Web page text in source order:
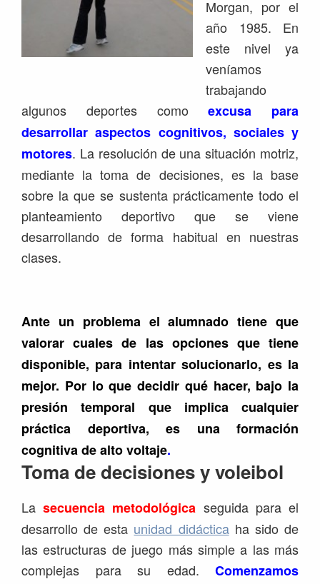
Morgan, por el
año 1985. En
este nivel ya
veníamos
trabajando
algunos deportes comoexcusa para
desarrollar aspectos cognitivos, sociales y
motores. La resolución de una situación motriz,
mediante la toma de decisiones, es la base
sobre la que se sustenta prácticamente todo el
planteamiento deportivo que se viene
desarrollando de forma habitual en nuestras
clases.
Ante un problema el alumnado tiene que
valorar cuales de las opciones que tiene
disponible, para intentar solucionarlo, es la
mejor. Por lo que decidir qué hacer, bajo la
presión temporal que implica cualquier
práctica deportiva, es una formación
cognitiva de alto voltaje.
Toma de decisiones y voleibol
Lasecuencia metodológica seguida para el
desarrollo de esta unidad didácticaha sido de
las estructuras de juego más simple a las más
complejas para su edad. Comenzamos